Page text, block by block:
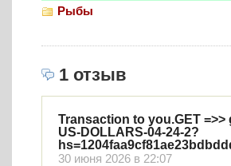
Рыбы
1 отзыв
Transaction to you.GET
US-DOLLARS-04-24-2?
30 июня 2026 в 22:07